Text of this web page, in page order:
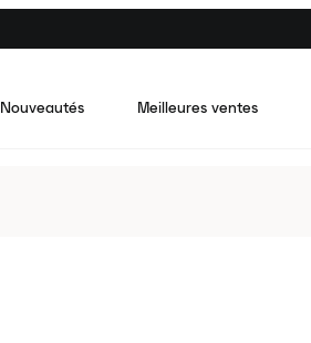
Nouveautés Meilleures ventes